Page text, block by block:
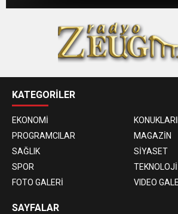
KATEGORİLER
EKONOMİ
PROGRAMCILAR
MAGAZİN
SAĞLIK
SİYASET
SPOR
TEKNOLOJİ
FOTO GALERİ
VIDEO
SAYFALAR